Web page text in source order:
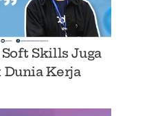
Skills Juga
Kerja